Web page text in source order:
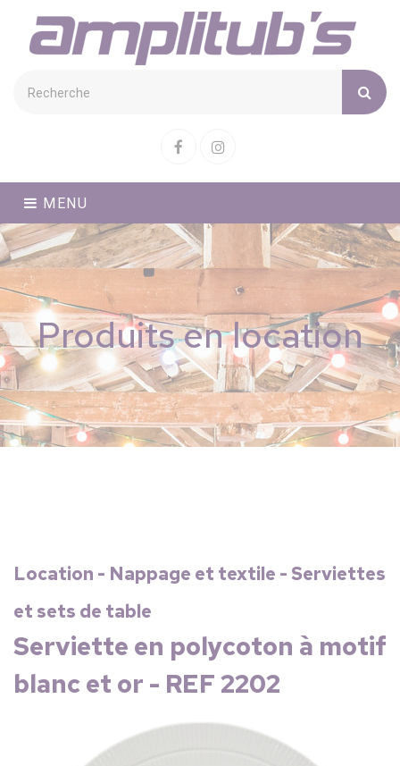
FacebookInstagram
MENU
Produits en location
Location - Nappage et textile - Serviettes
et sets de table
Serviette en polycoton à motif
blanc et or - REF 2202
Cookies management panel